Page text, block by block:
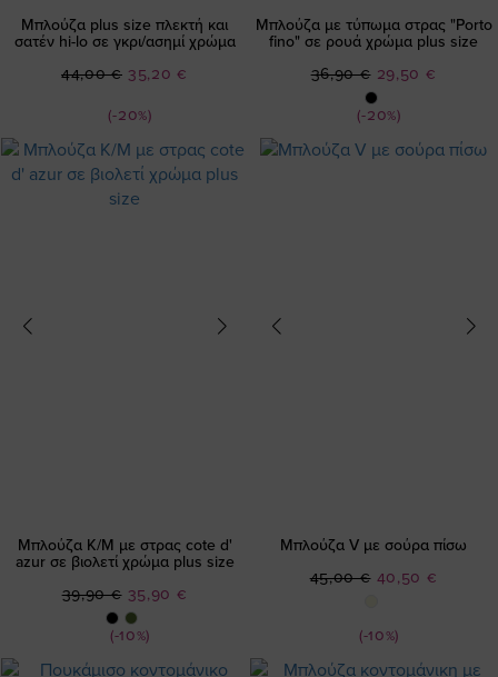
Μπλούζα plus size πλεκτή και
σατέν hi-lo σε γκρι/ασημί χρώμα
(-20%)
Ειδική
35,20 €
44,00 €
Μπλούζα με τύπωμα στρας "Porto
fino" σε ρουά χρώμα plus size
(-20%)
Ειδική
Τιμή
29,50 €
36,90 €
Μπλούζα Κ/Μ με στρας cote d'
azur σε βιολετί χρώμα plus size
(-10%)
Ειδική
Τιμή
35,90 €
39,90 €
Μπλούζα V με σούρα πίσω
(-10%)
Ειδική
40,50 €
45,00 €